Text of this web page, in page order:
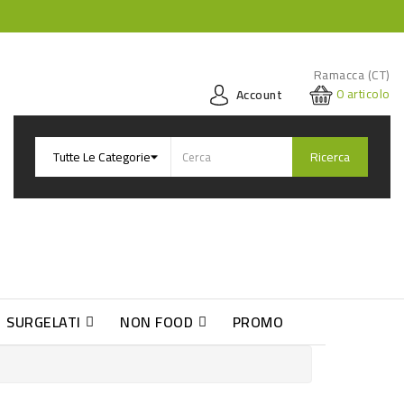
Ramacca (CT)
Account
0articolo
Ricerca
SURGELATI NON FOOD PROMO